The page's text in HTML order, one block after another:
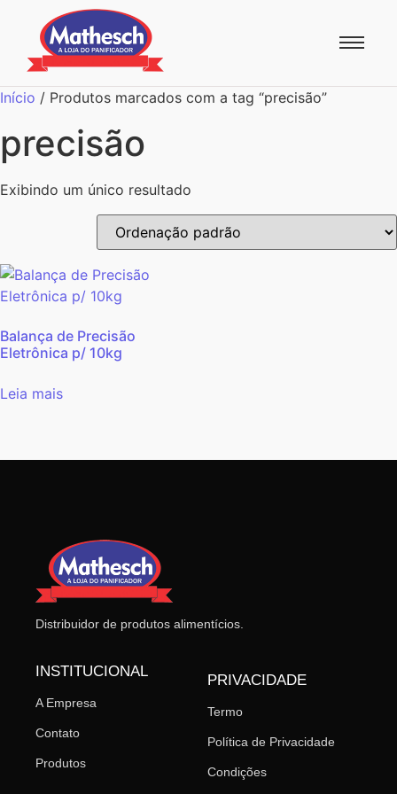
Início / Produtos marcados com a tag “precisão”
precisão
Exibindo um único resultado
Balança de Precisão
Eletrônica p/ 10kg
Leia mais
Distribuidor de produtos alimentícios.
INSTITUCIONAL
A Empresa
Contato
Produtos
PRIVACIDADE
Termo
Política de Privacidade
Condições